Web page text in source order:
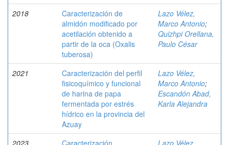
2018
Caracterización de
almidón modificado por
acetilación obtenido a
partir de la oca (Oxalis
tuberosa)
Lazo Vélez,
Marco Antonio;
Quizhpi Orellana,
Paulo César
2021
Caracterización del perfil
fisicoquímico y funcional
de harina de papa
fermentada por estrés
hídrico en la provincia del
Azuay
Lazo Vélez,
Marco Antonio;
Escandón Abad,
Karla Alejandra
2023
Caracterización
Lazo Vélez,